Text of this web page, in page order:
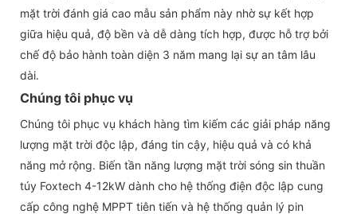
mặt trời đánh giá cao mẫu sản phẩm này nhờ sự kết hợp
giữa hiệu quả, độ bền và dễ dàng tích hợp, được hỗ trợ bởi
chế độ bảo hành toàn diện 3 năm mang lại sự an tâm lâu
dài.
Chúng tôi phục vụ
Chúng tôi phục vụ khách hàng tìm kiếm các giải pháp năng
lượng mặt trời độc lập, đáng tin cậy, hiệu quả và có khả
năng mở rộng. Biến tần năng lượng mặt trời sóng sin thuần
túy Foxtech 4-12kW dành cho hệ thống điện độc lập cung
cấp công nghệ MPPT tiên tiến và hệ thống quản lý pin